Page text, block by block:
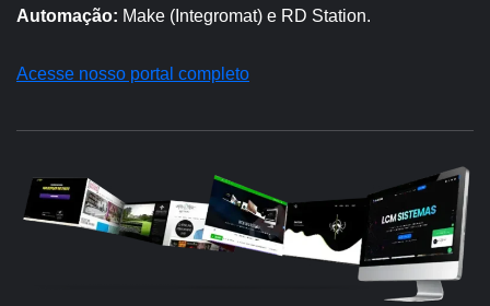
Automação: Make (Integromat) e RD Station.
Acesse nosso portal completo